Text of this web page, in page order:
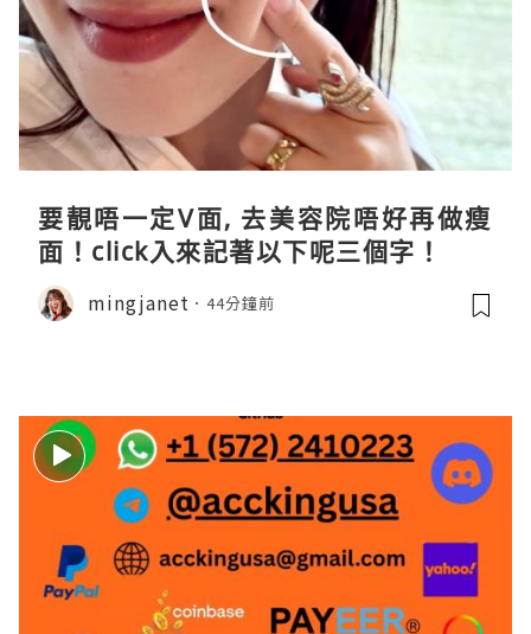
要靚唔一定V面, 去美容院唔好再做瘦
面！click入來記著以下呢三個字！
mingjanet 44分鐘前